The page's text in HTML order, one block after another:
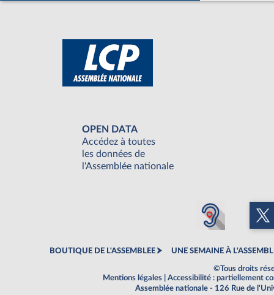
OPEN DATA
Accédez à toutes
les données de
l'Assemblée nationale
BOUTIQUE DE L'ASSEMBLEE UNE SEMAINE À
©Tous droits
Mentions légales
Accessibilité : partiellement
Assemblée nationale - 126 Rue de